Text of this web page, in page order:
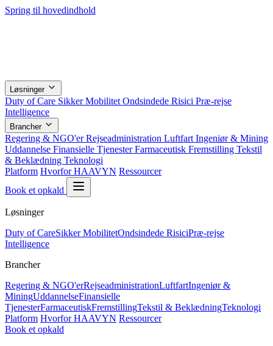
Spring til hovedindhold
Løsninger
Duty of Care Sikker Mobilitet Ondsindede Risici Præ-rejse
Intelligence
Brancher
Regering & NGO'erRejseadministration Luftfart Ingeniør & Mining
Uddannelse Finansielle TjenesterFarmaceutisk Fremstilling Tekstil
& Beklædning Teknologi
Platform Hvorfor HAAVYN Ressourcer
Book et opkald
Løsninger
Duty of CareSikker MobilitetOndsindede RisiciPræ-rejse
Intelligence
Brancher
Regering & NGO'erRejseadministrationLuftfartIngeniør &
MiningUddannelseFinansielle
TjenesterFarmaceutiskFremstillingTekstil & BeklædningTeknologi
Platform Hvorfor HAAVYN Ressourcer
Book et opkald